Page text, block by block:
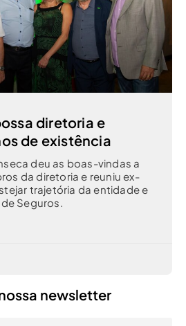
diretoria e
de existência
deu as boas-vindas a
da diretoria e reuniu ex-
trajetória da entidade e
Seguros.
newsletter